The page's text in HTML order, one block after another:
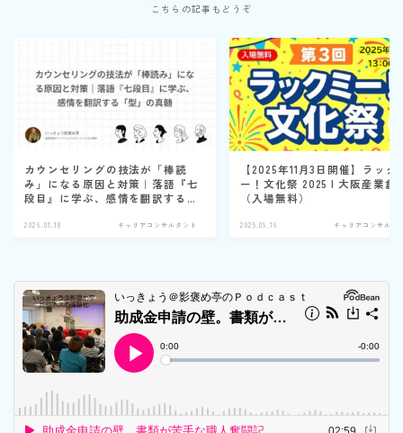
こちらの記事もどうぞ
カウンセリングの技法が「棒読
み」になる原因と対策｜落語『七
段目』に学ぶ、感情を翻訳する
2026.01.18 キャリアコンサルタント
【2025年11月3日開催】ラック
ー！文化祭 2025 | 大阪産業創
（入場無料）
2025.09.16 キャリアコンサルタ